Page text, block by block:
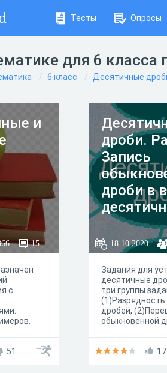
Тесты Опросы
для 6 класса
6 класс Десятичные
и
15
с
51
дроби.
Запись
дроби в
18.10.2020
Задания для
десятичные
три группы
дробей,
обыкновенной
обыкновенной17